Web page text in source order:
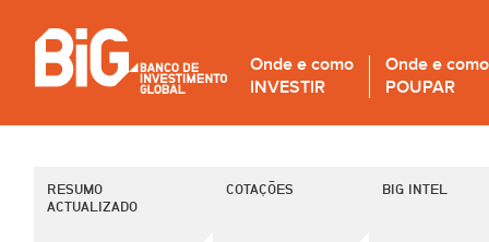
Onde e como
INVESTIR
Onde e como
POUPAR
RESUMO
ACTUALIZADO
COTAÇÕES BIG INTEL